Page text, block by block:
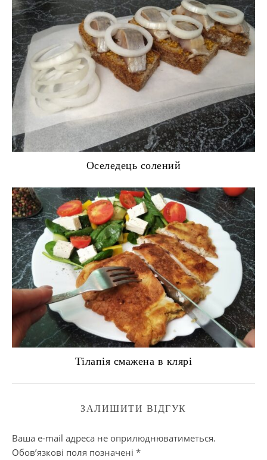
Оселедець солений
Тілапія смажена в клярі
ЗАЛИШИТИ ВІДГУК
Ваша e-mail адреса не оприлюднюватиметься.
Обов’язкові поля позначені *